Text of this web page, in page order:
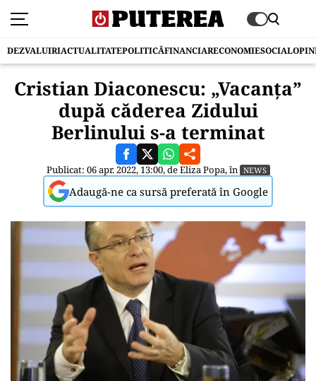
DEZVALUIRIACTUALITATEPOLITICĂFINANCIARECONOMIESOCIAL
Cristian Diaconescu: „Vacanța”
după căderea Zidului
Berlinului s-a terminat
Publicat: 06 apr. 2022, 13:00, deEliza Popa, în NEWS
Adaugă-ne ca sursă preferată în Google